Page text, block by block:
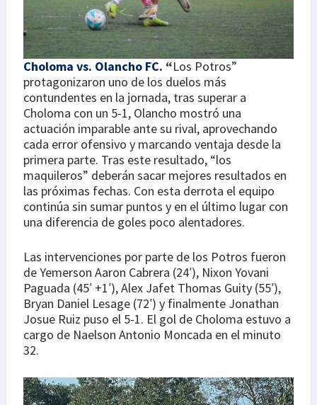
Choloma vs. Olancho FC. “Los Potros”
protagonizaron uno de los duelos más
contundentes en la jornada, tras superar a
Choloma con un 5-1, Olancho mostró una
actuación imparable ante su rival, aprovechando
cada error ofensivo y marcando ventaja desde la
primera parte. Tras este resultado, “los
maquileros” deberán sacar mejores resultados en
las próximas fechas. Con esta derrota el equipo
continúa sin sumar puntos y en el último lugar con
una diferencia de goles poco alentadores.
Las intervenciones por parte de los Potros fueron
de Yemerson Aaron Cabrera (24′), Nixon Yovani
Paguada (45′ +1′), Alex Jafet Thomas Guity (55′),
Bryan Daniel Lesage (72′) y finalmente Jonathan
Josue Ruiz puso el 5-1. El gol de Choloma estuvo a
cargo de Naelson Antonio Moncada en el minuto
32.